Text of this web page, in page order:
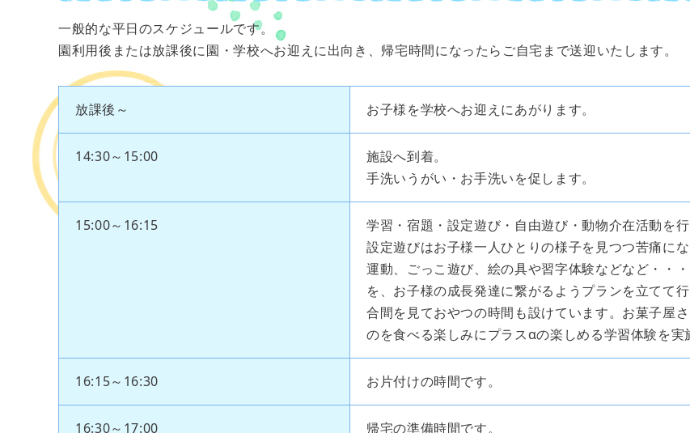
一般的な平日のスケジュールです。
園利用後または放課後に園・学校へお迎えに出向き、帰宅時間になったらご自宅まで送迎いたします。
放課後～ お子様を学校へお迎えにあがります。
14:30～15:00
施設へ到着。
手洗いうがい・お手洗いを促します。
15:00～16:15
学習・宿題・設定遊び・自由遊び・動物介在活動を行
設定遊びはお子様一人ひとりの様子を見つつ苦痛に
運動、ごっこ遊び、絵の具や習字体験などなど・・
を、お子様の成長発達に繋がるようプランを立てて行
合間を見ておやつの時間も設けています。お菓子屋
のを食べる楽しみにプラスαの楽しめる学習体験を実
16:15～16:30 お片付けの時間です。
16:30～17:00
帰宅の準備時間です。